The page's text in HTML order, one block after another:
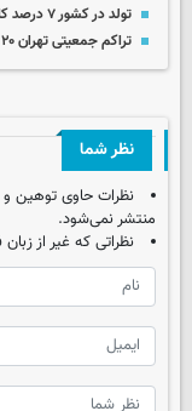
تولد در کشور ۷ درصد کاهش یافت
تراکم جمعیتی تهران ۲۰ برابر میانگین کشوری است
نظر شما
نظرات حاوی توهین
منتشر نمی‌شود.
نظراتی که غیر از